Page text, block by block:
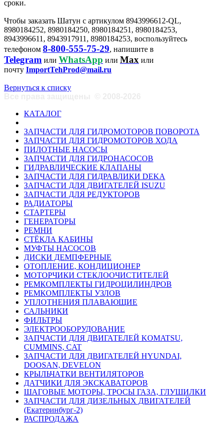
сроки.
Чтобы заказать Шатун с артикулом 8943996612-QL,
8980184252, 8980184250, 8980184251, 8980184253,
8943996611, 8943917911, 8980184253, воспользуйтесь
телефоном 8-800-555-75-29, напишите в
Telegram или WhatsApp или Max или
почту ImportTehProd@mail.ru
Вернуться к списку
КАТАЛОГ
ЗАПЧАСТИ ДЛЯ ГИДРОМОТОРОВ ПОВОРОТА
ЗАПЧАСТИ ДЛЯ ГИДРОМОТОРОВ ХОДА
ПИЛОТНЫЕ НАСОСЫ
ЗАПЧАСТИ ДЛЯ ГИДРОНАСОСОВ
ГИДРАВЛИЧЕСКИЕ КЛАПАНЫ
ЗАПЧАСТИ ДЛЯ ГИДРАВЛИКИ DEKA
ЗАПЧАСТИ ДЛЯ ДВИГАТЕЛЕЙ ISUZU
ЗАПЧАСТИ ДЛЯ РЕДУКТОРОВ
РАДИАТОРЫ
СТАРТЕРЫ
ГЕНЕРАТОРЫ
РЕМНИ
СТЁКЛА КАБИНЫ
МУФТЫ НАСОСОВ
ДИСКИ ДЕМПФЕРНЫЕ
ОТОПЛЕНИЕ, КОНДИЦИОНЕР
МОТОРЧИКИ СТЕКЛООЧИСТИТЕЛЕЙ
РЕМКОМПЛЕКТЫ ГИДРОЦИЛИНДРОВ
РЕМКОМПЛЕКТЫ УЗЛОВ
УПЛОТНЕНИЯ ПЛАВАЮЩИЕ
САЛЬНИКИ
ФИЛЬТРЫ
ЭЛЕКТРООБОРУДОВАНИЕ
ЗАПЧАСТИ ДЛЯ ДВИГАТЕЛЕЙ KOMATSU,
CUMMINS, CAT
ЗАПЧАСТИ ДЛЯ ДВИГАТЕЛЕЙ HYUNDAI,
DOOSAN, DEVELON
КРЫЛЬЧАТКИ ВЕНТИЛЯТОРОВ
ДАТЧИКИ ДЛЯ ЭКСКАВАТОРОВ
ШАГОВЫЕ МОТОРЫ, ТРОСЫ ГАЗА, ГЛУШИЛКИ
ЗАПЧАСТИ ДЛЯ ДИЗЕЛЬНЫХ ДВИГАТЕЛЕЙ
(Екатеринбург-2)
РАСПРОДАЖА